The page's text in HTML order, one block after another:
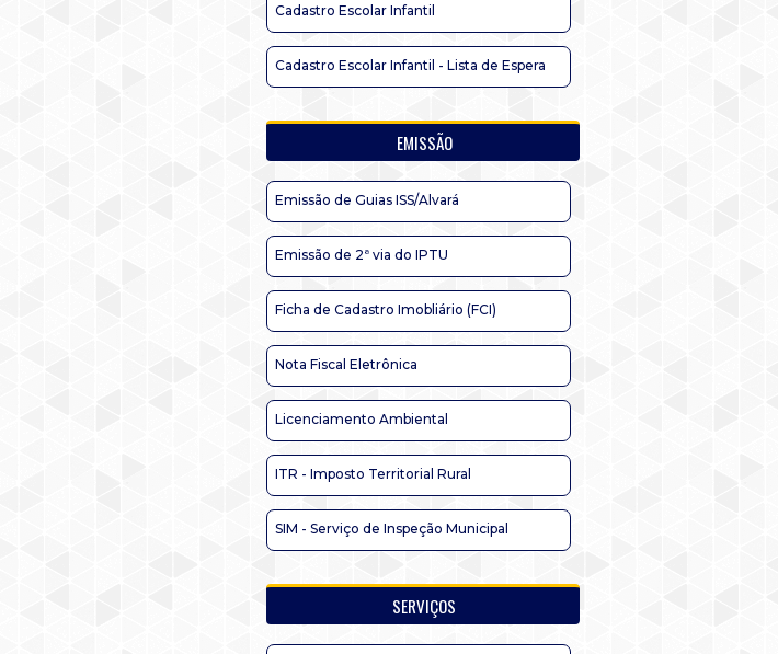
Cadastro Escolar Infantil
Cadastro Escolar Infantil - Lista de Espera
EMISSÃO
Emissão de Guias ISS/Alvará
Emissão de 2ª via do IPTU
Ficha de Cadastro Imobliário (FCI)
Nota Fiscal Eletrônica
Licenciamento Ambiental
ITR - Imposto Territorial Rural
SIM - Serviço de Inspeção Municipal
SERVIÇOS